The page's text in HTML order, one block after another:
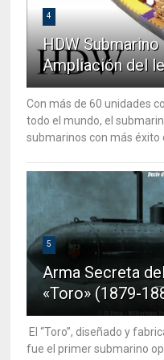
4
HDW
Ampliación del
Con más de 60 unidades
todo el mundo, el
submarinos con más éxito
5
Arma Secreta
«Toro» (1879-
El “Toro”, diseñado y
fue el primer submarino